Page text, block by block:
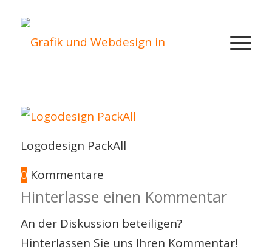
Logodesign PackAll
0 Kommentare
Hinterlasse einen Kommentar
An der Diskussion beteiligen?
Hinterlassen Sie uns Ihren Kommentar!